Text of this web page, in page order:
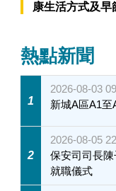
康生活方式及早
熱點新聞
1
2026-08-03
新城A區A1
2
2026-08-05
保安司司長
就職儀式